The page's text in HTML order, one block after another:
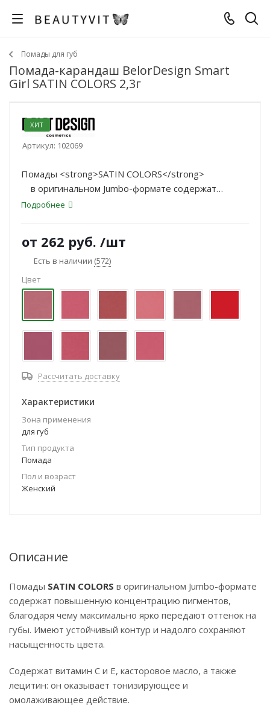
Помады для губ
Помада-карандаш BelorDesign Smart
Girl SATIN COLORS 2,3г
ХИТ
Артикул: 102069
Помады <strong>SATIN COLORS</strong>
в оригинальном Jumbo-формате содержат
повышенную концентрацию
Имеют устойчивый контур и надолго сохраняют
насыщенность цвета.
Подробнее
от 262 руб. /шт
Есть в наличии (572)
Цвет
Рассчитать доставку
Характеристики
Зона применения
для губ
Тип продукта
Помада
Пол и возраст
Женский
Описание
Помады SATIN COLORS в оригинальном Jumbo-формате
содержат повышенную концентрацию пигментов,
благодаря чему максимально ярко передают оттенок на
губы. Имеют устойчивый контур и надолго сохраняют
насыщенность цвета.
Содержат витамин С и Е, касторовое масло, а также
лецитин: он оказывает тонизирующее и
омолаживающее действие.